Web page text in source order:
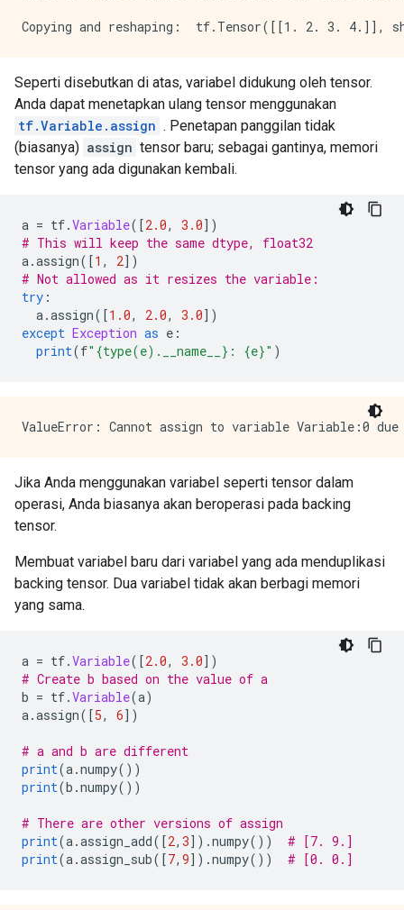
Seperti disebutkan di atas, variabel didukung oleh tensor.
Anda dapat menetapkan ulang tensor menggunakan
tf.Variable.assign . Penetapan panggilan tidak
(biasanya) assign tensor baru; sebagai gantinya, memori
tensor yang ada digunakan kembali.
a = tf.Variable([2.0, 3.0])
# This will keep the same dtype, float32
a.assign([1 , 2])
# Not allowed as it resizes the variable:
try :
a.assign([1.0, 2.0, 3.0])
except Exception as e :
print(f"{type(e).__name__}: {e}" )
Jika Anda menggunakan variabel seperti tensor dalam
operasi, Anda biasanya akan beroperasi pada backing
tensor.
Membuat variabel baru dari variabel yang ada menduplikasi
backing tensor. Dua variabel tidak akan berbagi memori
yang sama.
a = tf.Variable([2.0, 3.0])
# Create b based on the value of a
b = tf.Variable(a)
a.assign([5, 6])
# a and b are different
print(a.numpy())
print(b .numpy())
# There are other versions of assign
print(a.assign_add([2, 3]).numpy())
# [7. 9.]
print(a.assign_sub([7, 9]).numpy()) # [0. 0.]